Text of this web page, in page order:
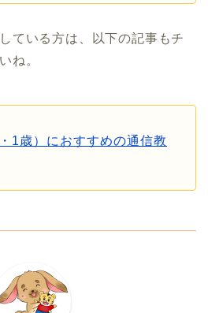
ている方は、以下の記事もチ
ね。
1歳）におすすめの通信教